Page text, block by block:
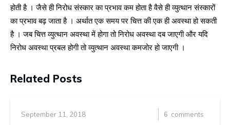
होती है । जैसे ही निरोध संस्कार का प्रभाव कम होता है वैसे ही व्युत्थान संस्कारों
का प्रभाव बढ़ जाता है । अर्थात एक समय पर चित्त की एक ही अवस्था हो सकती
है । जब चित्त व्युत्थान अवस्था में होगा तो निरोध अवस्था दब जाएगी और यदि
निरोध अवस्था प्रबल होगी तो व्युत्थान अवस्था कमजोर हो जाएगी ।
Related Posts
September 11, 2018 6 comments